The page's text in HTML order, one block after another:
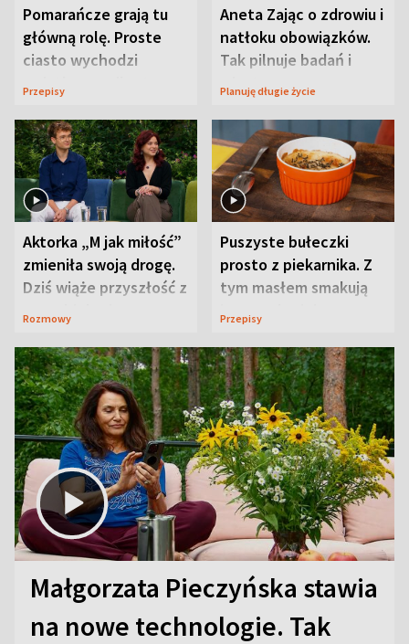
Pomarańcze grają tu
główną rolę. Proste
ciasto wychodzi
wyjątkowo wilgotne
Przepisy
Aneta Zając o zdrowiu i
natłoku obowiązków.
Tak pilnuje badań i
wizyt
Planuję długie życie
Aktorka „M jak miłość”
zmieniła swoją drogę.
Dziś wiąże przyszłość z
neurobiologią
Rozmowy
Puszyste bułeczki
prosto z piekarnika. Z
tym masłem smakują
jeszcze lepiej
Przepisy
Małgorzata Pieczyńska stawia
na nowe technologie. Tak